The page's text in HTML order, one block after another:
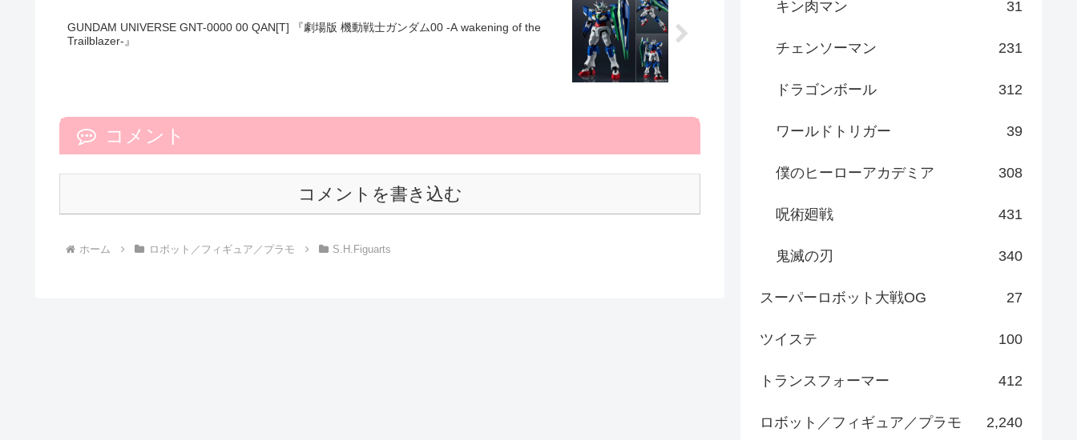
GUNDAM UNIVERSE GNT-0000 00 QAN[T] 『劇場版 機動戦士ガンダム00 -A wakening of the
Trailblazer-』
コメント
コメントを書き込む
ホーム ロボット／フィギュア／プラモ S.H.Figuarts
キン肉マン 31
チェンソーマン 231
ドラゴンボール 312
ワールドトリガー 39
僕のヒーローアカデミア 308
呪術廻戦 431
鬼滅の刃 340
スーパーロボット大戦OG 27
ツイステ 100
トランスフォーマー 412
ロボット／フィギュア／プラモ 2,240